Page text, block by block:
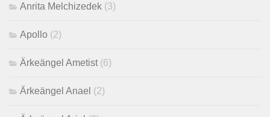
Anrita Melchizedek (3)
Apollo (2)
Ärkeängel Ametist (6)
Ärkeängel Anael (2)